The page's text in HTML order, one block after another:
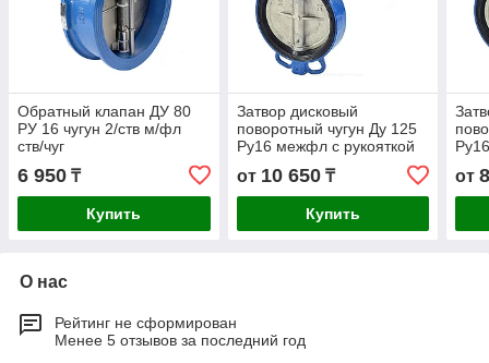
Обратный клапан ДУ 80
РУ 16 чугун 2/ств м/фл
ств/чуг
6 950 ₸
Купить
Затвор дисковый
поворотный чугун Ду 125
Ру16 межфл с рукояткой
от 10 650₸
Купить
от
О нас
Рейтинг не сформирован
Менее 5 отзывов за последний год